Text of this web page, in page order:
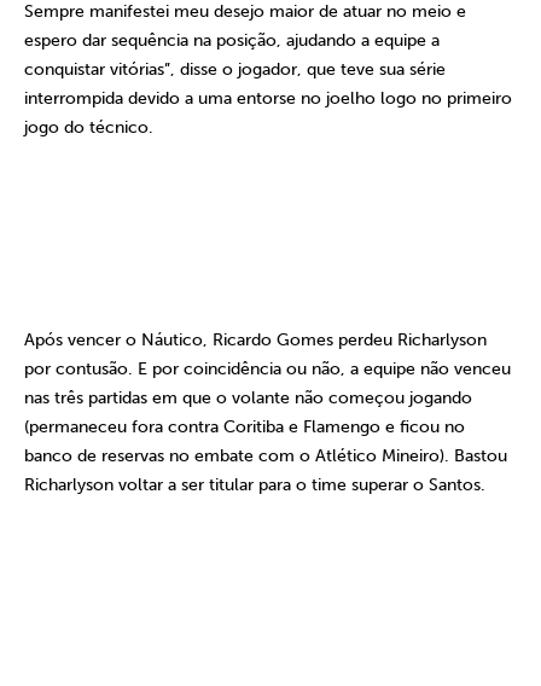
Sempre manifestei meu desejo maior de atuar no meio e
espero dar sequência na posição, ajudando a equipe a
conquistar vitórias”, disse o jogador, que teve sua série
interrompida devido a uma entorse no joelho logo no primeiro
jogo do técnico.
Após vencer o Náutico, Ricardo Gomes perdeu Richarlyson
por contusão. E por coincidência ou não, a equipe não venceu
nas três partidas em que o volante não começou jogando
(permaneceu fora contra Coritiba e Flamengo e ficou no
banco de reservas no embate com o Atlético Mineiro). Bastou
Richarlyson voltar a ser titular para o time superar o Santos.